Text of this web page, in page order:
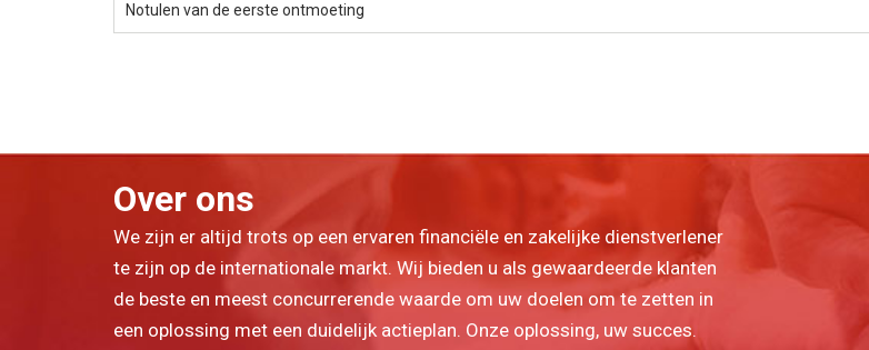
Notulen van de eerste ontmoeting
Over ons
We zijn er altijd trots op een ervaren financiële en zakelijke dienstverlener
te zijn op de internationale markt. Wij bieden u als gewaardeerde klanten
de beste en meest concurrerende waarde om uw doelen om te zetten in
een oplossing met een duidelijk actieplan. Onze oplossing, uw succes.